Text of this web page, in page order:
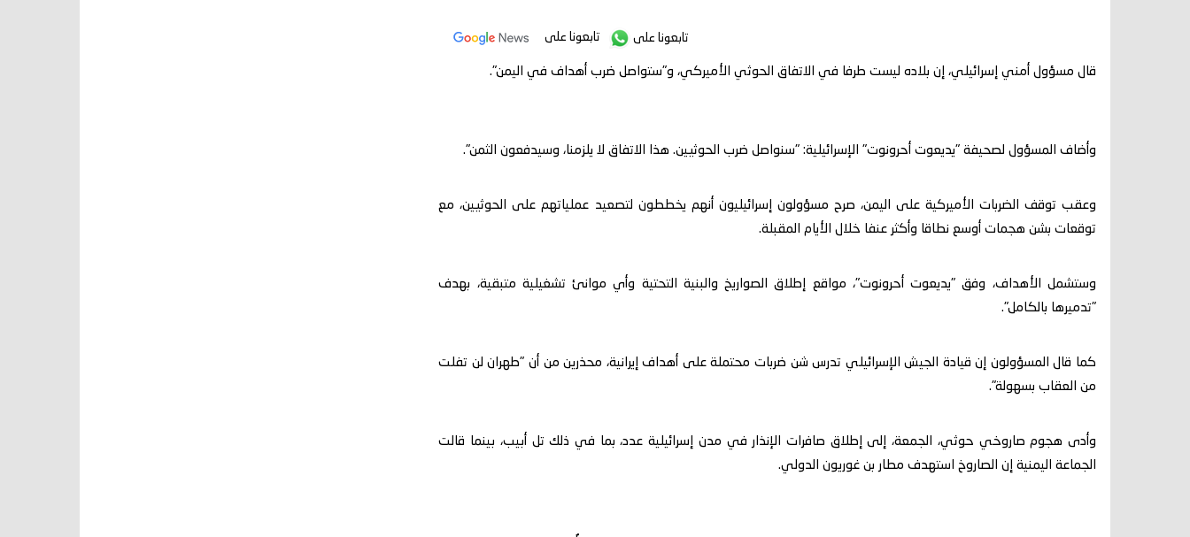
تابعونا على تابعونا على
قال مسؤول أمني إسرائيلي، إن بلاده ليست طرفا في الاتفاق الحوثي الأميركي، و"ستواصل ضرب أهداف في اليمن".
وأضاف المسؤول لصحيفة "يديعوت أحرونوت" الإسرائيلية: "سنواصل ضرب الحوثيين. هذا الاتفاق لا يلزمنا، وسيدفعون الثمن".
وعقب توقف الضربات الأميركية على اليمن، صرح مسؤولون إسرائيليون أنهم يخططون لتصعيد عملياتهم على الحوثيين، مع
توقعات بشن هجمات أوسع نطاقا وأكثر عنفا خلال الأيام المقبلة.
وستشمل الأهداف، وفق "يديعوت أحرونوت"، مواقع إطلاق الصواريخ والبنية التحتية وأي موانئ تشغيلية متبقية، بهدف
"تدميرها بالكامل".
كما قال المسؤولون إن قيادة الجيش الإسرائيلي تدرس شن ضربات محتملة على أهداف إيرانية، محذرين من أن "طهران لن تفلت
من العقاب بسهولة".
وأدى هجوم صاروخي حوثي، الجمعة، إلى إطلاق صافرات الإنذار في مدن إسرائيلية عدد، بما في ذلك تل أبيب، بينما قالت
الجماعة اليمنية إن الصاروخ استهدف مطار بن غوريون الدولي.